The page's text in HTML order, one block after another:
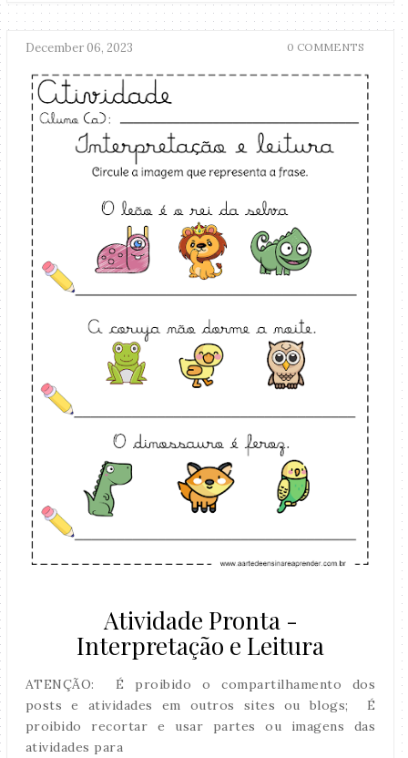
December 06, 2023 0 COMMENTS
Atividade Pronta -
Interpretação e Leitura
ATENÇÃO: É proibido o compartilhamento dos
posts e atividades em outros sites ou blogs; É
proibido recortar e usar partes ou imagens das
atividades para